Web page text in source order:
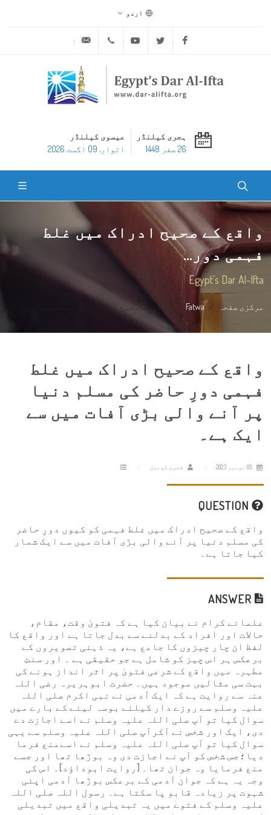
اردو
Facebook
Twitter
Youtube
ہجری کیلنڈر
26 صفر 1448
عیسوی کیلنڈر
اتوار, 09 اگست 2026
واقع کے صحیح ادراک میں غلط
فہمی دور...
Egypt's Dar Al-Ifta
مرکزی صفحہ Fatwa واقع کے صحیح ادراک میں غلط فہمی دور...
واقع کے صحیح ادراک میں غلط
فہمی دورِ حاضر کی مسلم دنیا
پر آنے والی بڑی آفات میں سے
ایک ہے۔
فتویٰ کونسل
واقع کے صحیح ادراک میں غلط فہمی کو کیوں دورِ حاضر
کی مسلم دنیا پر آنے والی بڑی آفات میں سے ایک شمار
کیا جاتا ہے۔
علمائے کرام نے بیان کیا ہے کہ فتویٰ وقت، مقام،
حالات اور افراد کے بدلنے سے بدل جاتا ہے اور واقع کا
لفظ ان چار چیزوں کا جامع ہے، یہ ذہنی تصویروں کے
برعکس ہر اس چیز کو شامل ہے جو حقیقی ہے ۔ اور سنتِ
مطہرہ میں واقع کے شرعی فتویٰ پر اثر انداز ہونے کی
بہت سی مثالیں موجود ہیں۔ حضرت ابوہریرہ رضی اللہ
عنہ سے روایت ہے کہ ایک آدمی نے نبی اکرم صلی اللہ
علیہ وسلم سے روزے دار کیلئے بوسہ لینے کے بارے میں
سوال کیا تو آپ صلی اللہ علیہ وسلم نے اسے اجازت دے
دی، ایک اور شخص نے آکرآپ صلی اللہ علیہ وسلم سے یہی
سوال کیا تو آپ صلی اللہ علیہ وسلم نے اسےمنع فرما
دیا؛جس شخص کو آپ نے اجازت دی وہ بوڑھا تھا اور جسے
منع فرمایا وہ جوان تھا۔ [روایت ابوداؤد]۔ اس کی
وجہ یہ ہے کہ جوان آدمی کے برعکس بوڑھا آدمی اپنی
شہوت پر زیادہ قابو پا سکتا ہے۔ رسول اللہ صلی اللہ
علیہ وسلم کے فتوے میں یہ تبدیلی واقع میں تبدیلی